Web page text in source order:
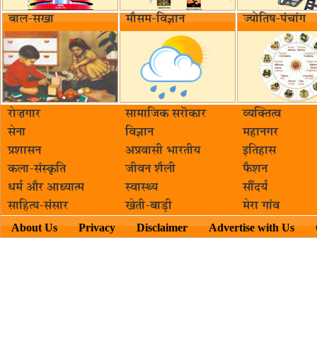
बाल-सखा मौसम-विज्ञान ज्योतिष-पंचांग
रोज़गार सामाजिक सरॊकार‌
व्यक्तित्व
सेना
विज्ञान
महानगर
प्रशासन
अप्रवासी भारतीय
इतिहास
कला-संस्कृति
जीवन शैली
फैशन
धर्म और आध्यात्म
स्वास्थ्य
सौंदर्य
साहित्य-संसार
खेती-बाड़ी मेरा गांव
About Us Privacy Disclaimer Advertise with Us